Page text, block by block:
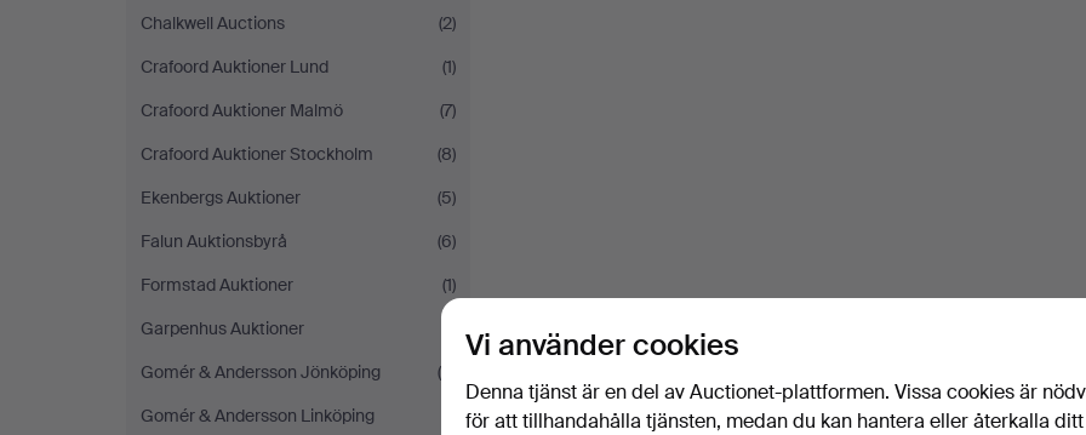
Chalkwell Auctions
(2)
Crafoord Auktioner Lund
(1)
Crafoord Auktioner Malmö
(7)
Crafoord Auktioner Stockholm
(8)
Ekenbergs Auktioner
(5)
Falun Auktionsbyrå
(6)
Formstad Auktioner
(1)
Garpenhus Auktioner
Gomér & Andersson Jönköping
(6)
Gomér & Andersson Linköping
Vi använder cookies
Denna tjänst är en del av Auctionet-plattformen. Vissa cookies är
för att tillhandahålla tjänsten, medan du kan hantera eller återkalla ditt